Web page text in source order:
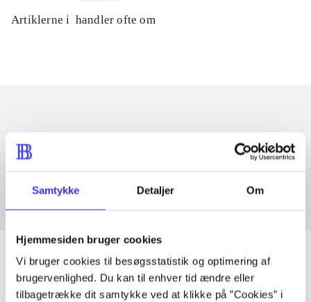
Samtykke Detaljer Om
Hjemmesiden bruger cookies
Vi bruger cookies til besøgsstatistik og optimering af
brugervenlighed. Du kan til enhver tid ændre eller
tilbagetrække dit samtykke ved at klikke på ”Cookies” i
Artiklerne i handler ofte om
Artikler med samme emner
Fra
Artikler